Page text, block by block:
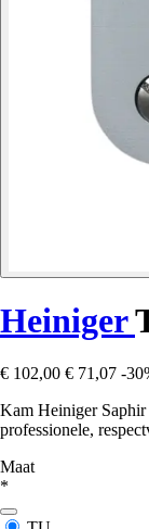
Heiniger
€ 102,00 € 71,07 -
Kam Heiniger Saphir
professionele,
Maat
*